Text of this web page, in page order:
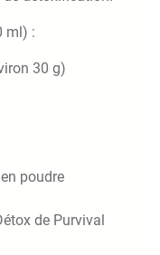
ml) :
30 g)
poudre
de Purvival